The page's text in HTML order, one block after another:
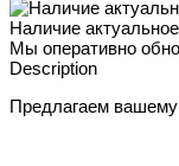
Наличие
Мы оперативно
Description
Предлагаем